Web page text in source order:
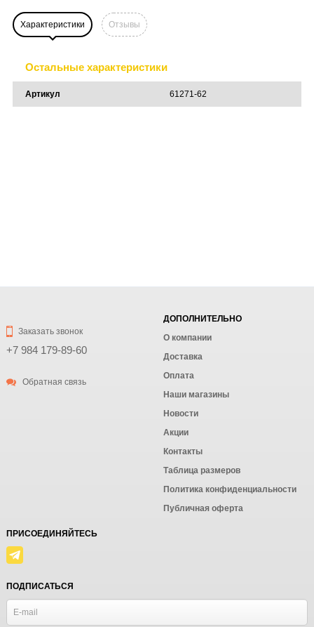
Характеристики Отзывы
Остальные характеристики
Артикул 61271-62
Заказать звонок
+7 984 179-89-60
Обратная связь
ДОПОЛНИТЕЛЬНО
О компании
Доставка
Оплата
Наши магазины
Новости
Акции
Контакты
Таблица размеров
Политика конфиденциальности
Публичная оферта
ПРИСОЕДИНЯЙТЕСЬ
ПОДПИСАТЬСЯ